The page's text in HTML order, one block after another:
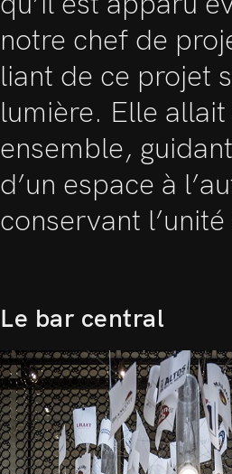
notre chef de
liant de ce projet
lumière. Elle
ensemble,
d’un espace à
conservant
Le bar central